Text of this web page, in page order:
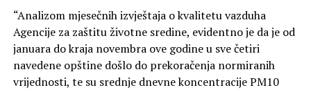
“Analizom mjesečnih izvještaja o kvalitetu vazduha
Agencije za zaštitu životne sredine, evidentno je da je od
januara do kraja novembra ove godine u sve četiri
navedene opštine došlo do prekoračenja normiranih
vrijednosti, te su srednje dnevne koncentracije PM10